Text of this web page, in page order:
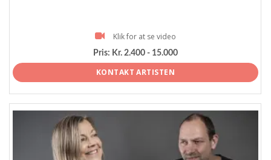
Klik for at se video
Pris: Kr. 2.400 - 15.000
KONTAKT ARTISTEN